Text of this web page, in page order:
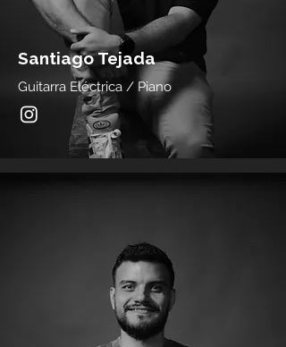
Santiago Tejada
Guitarra Eléctrica / Piano